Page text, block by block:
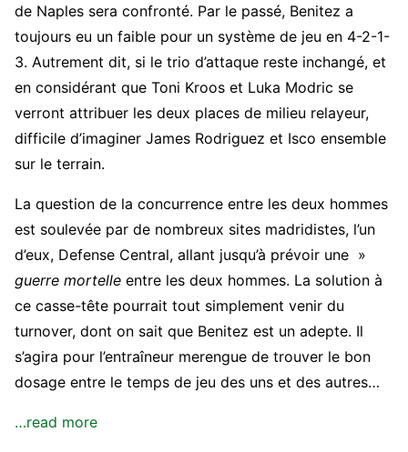
de Naples sera confronté. Par le passé, Benitez a
toujours eu un faible pour un système de jeu en 4-2-1-
3. Autrement dit, si le trio d’attaque reste inchangé, et
en considérant que Toni Kroos et Luka Modric se
verront attribuer les deux places de milieu relayeur,
difficile d’imaginer James Rodriguez et Isco ensemble
sur le terrain.
La question de la concurrence entre les deux hommes
est soulevée par de nombreux sites madridistes, l’un
d’eux, Defense Central, allant jusqu’à prévoir une »
guerre mortelle entre les deux hommes. La solution à
ce casse-tête pourrait tout simplement venir du
turnover, dont on sait que Benitez est un adepte. Il
s’agira pour l’entraîneur merengue de trouver le bon
dosage entre le temps de jeu des uns et des autres…
…read more